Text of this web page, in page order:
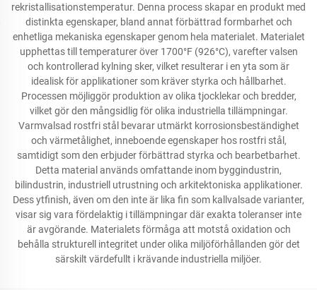
rekristallisationstemperatur. Denna process skapar en produkt med
distinkta egenskaper, bland annat förbättrad formbarhet och
enhetliga mekaniska egenskaper genom hela materialet. Materialet
upphettas till temperaturer över 1700°F (926°C), varefter valsen
och kontrollerad kylning sker, vilket resulterar i en yta som är
idealisk för applikationer som kräver styrka och hållbarhet.
Processen möjliggör produktion av olika tjocklekar och bredder,
vilket gör den mångsidlig för olika industriella tillämpningar.
Varmvalsad rostfri stål bevarar utmärkt korrosionsbeständighet
och värmetålighet, inneboende egenskaper hos rostfri stål,
samtidigt som den erbjuder förbättrad styrka och bearbetbarhet.
Detta material används omfattande inom byggindustrin,
bilindustrin, industriell utrustning och arkitektoniska applikationer.
Dess ytfinish, även om den inte är lika fin som kallvalsade varianter,
visar sig vara fördelaktig i tillämpningar där exakta toleranser inte
är avgörande. Materialets förmåga att motstå oxidation och
behålla strukturell integritet under olika miljöförhållanden gör det
särskilt värdefullt i krävande industriella miljöer.